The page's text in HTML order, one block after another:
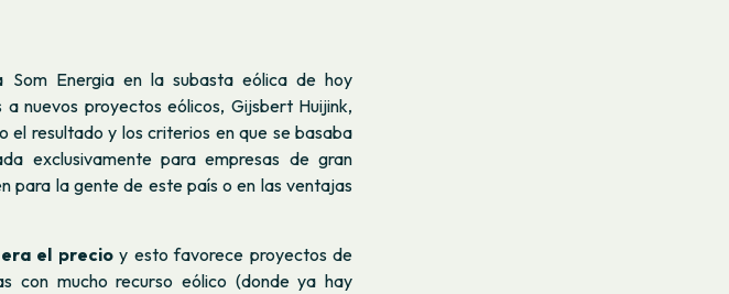
Energia en la subasta eólica de hoy
nuevos proyectos eólicos, Gijsbert Huijink,
resultado y los criterios en que se basaba
exclusivamente para empresas de gran
para la gente de este país o en las ventajas
el precioy esto favorece proyectos de
con mucho recurso eólico (donde ya hay